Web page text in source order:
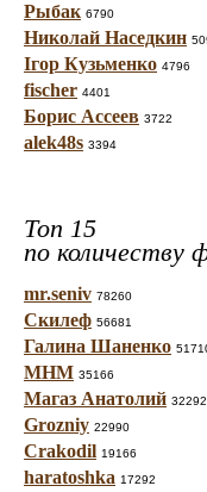
Рыбак 6790
Николай Наседкин
Ігор Кузьменко 4796
fischer 4401
Борис Ассеев 3722
alek48s 3394
Топ 15
по количеству
mr.seniv 78260
Скилеф 56681
Галина Шаненко
МНМ 35166
Магаз Анатолий 32292
Grozniy 22990
Crakodil 19166
haratoshka 17292